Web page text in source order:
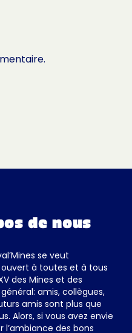
de nous
se veut
à toutes et à tous
des Mines et des
amis, collègues,
amis sont plus que
Alors, si vous avez envie
l’ambiance des bons